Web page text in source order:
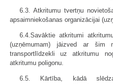
6.3. Atkritumu tvertņu
apsaimniekošanas organizācijai
6.4.Savāktie atkritumi
(uzņēmumam) jāizved ar šim
transportlīdzekli uz atkritumu
atkritumu poligonu.
6.5. Kārtība, kādā